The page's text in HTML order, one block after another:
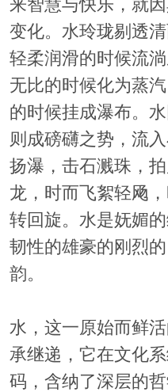
来智慧与快乐，就
变化。水玲珑剔透
轻柔润滑的时候流
无比的时候化为蒸
的时候挂成瀑布。
则成磅礴之势，流
扬瀑，击石溅珠，
龙，时而飞絮轻飏
转回旋。水是妩媚
韧性的雄豪的刚烈
韵。
水，这一原始而鲜
承继递，它在文化
码，含纳了深层的